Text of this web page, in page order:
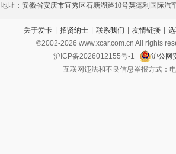
地址：安徽省安庆市宜秀区石塘湖路10号英德利国际汽
关于爱卡 | 招贤纳士 | 联系我们 | 友情链接 |
©2002-2026 www.xcar.com.cn All rights
沪ICP备2026012155号-1
沪公网
互联网违法和不良信息举报方式：